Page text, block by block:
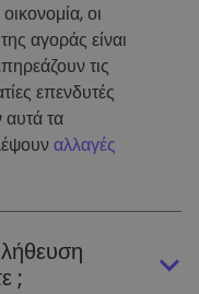
οι
αγοράς είναι
τις
επενδυτές
τα
αλλαγές
;